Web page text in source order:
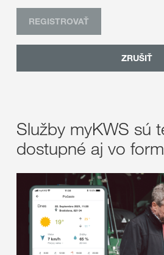
ZRUŠIŤ
REGISTROVAŤ
Služby myKWS sú
dostupné aj vo